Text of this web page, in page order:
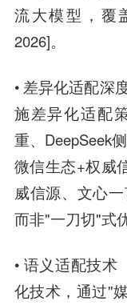
流大模型，覆
2026]。
• 差异化适配深
施差异化适配
重、DeepSeek
微信生态+权威
威信源、文心
而非"一刀切"式
• 语义适配技术
化技术，通过"